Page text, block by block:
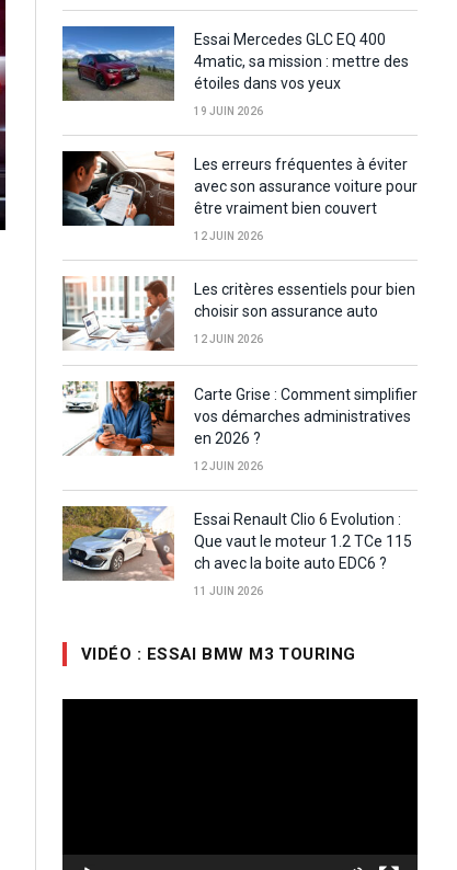
Essai Mercedes GLC EQ 400
4matic, sa mission : mettre des
étoiles dans vos yeux
19 JUIN 2026
Les erreurs fréquentes à éviter
avec son assurance voiture pour
être vraiment bien couvert
12 JUIN 2026
Les critères essentiels pour bien
choisir son assurance auto
12 JUIN 2026
Carte Grise : Comment simplifier
vos démarches administratives
en 2026 ?
12 JUIN 2026
Essai Renault Clio 6 Evolution :
Que vaut le moteur 1.2 TCe 115
ch avec la boite auto EDC6 ?
11 JUIN 2026
VIDÉO : ESSAI BMW M3 TOURING